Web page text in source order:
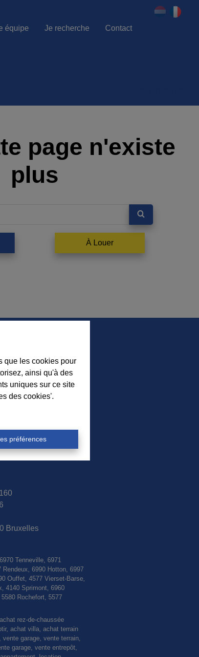
que les cookies pour
ainsi qu'à des
uniques sur ce site
des cookies'.
préférences
équipe Je recherche Contact
page n'existe
plus
À Louer
nouveaux biens, nos
et l’actualité de
sur nos réseaux
Bruxelles
Tenneville, 6971
Rendeux, 6990 Hotton, 6997
Ouffet, 4577 Vierset-Barse,
4140 Sprimont, 6960
Rochefort, 5577
rez-de-chaussée
achat villa, achat terrain
garage, vente terrain,
garage, vente entrepôt,